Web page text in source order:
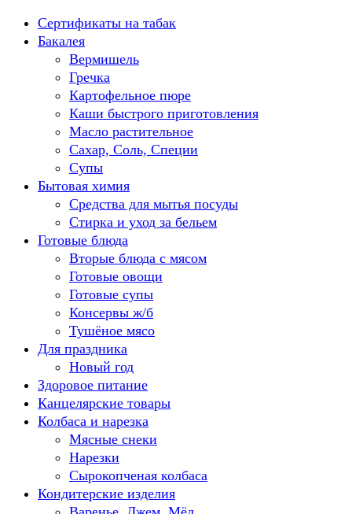
Перейти
содержанию
Сертификаты на табак
Бакалея
Вермишель
Гречка
Картофельное пюре
Каши быстрого приготовления
Масло растительное
Сахар, Соль, Специи
Супы
Бытовая химия
Средства для мытья посуды
Стирка и уход за бельем
Готовые блюда
Вторые блюда с мясом
Готовые овощи
Готовые супы
Консервы ж/б
Тушёное мясо
Для праздника
Новый год
Здоровое питание
Канцелярские товары
Колбаса и нарезка
Мясные снеки
Нарезки
Сырокопченая колбаса
Кондитерские изделия